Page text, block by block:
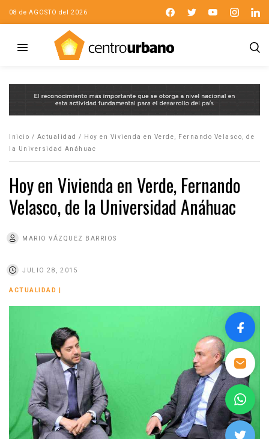
08 de AGOSTO del 2026
Inicio / Actualidad /
Hoy en Vivienda en Verde, Fernando Velasco, de
la Universidad Anáhuac
Hoy en Vivienda en Verde, Fernando
Velasco, de la Universidad Anáhuac
MARIO VÁZQUEZ BARRIOS
JULIO 28, 2015
ACTUALIDAD